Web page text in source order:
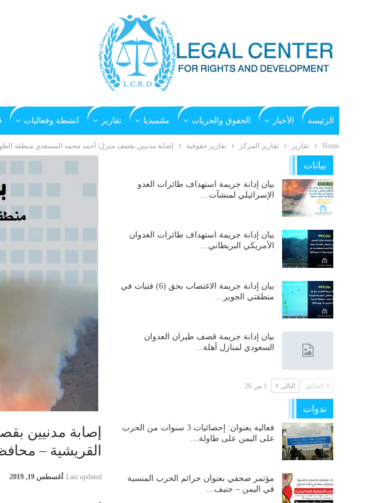
الرئيسة الأخبار الحقوق والحريات ملتميديا تقارير انشطة وفعاليات
Home تقارير تقارير المركز تقارير حقوقية إصابة مدنيين بقصف منزل/ أحمد محمد المسعدي منطقة الظهرة –
إصابة مدنيين
القريشية – محافظة
Last updated أغسطس 19, 2019
بيانات
بيان إدانة جريمة استهداف طائرات العدو
الإسرائيلي لمنشآت…
بيان إدانة جريمة استهداف طائرات العدوان
الأمريكي البريطاني…
بيان إدانة جريمة الاغتصاب بحق (6) فتيات في
منطقتي الجوير…
بيان إدانة جريمة قصف طيران العدوان
السعودي لمنازل آهلة…
السابق التالي 1 من 26
ندوات
فعالية بعنوان: إحصائيات 3 سنوات من الحرب
على اليمن على طاولة…
مؤتمر صحفي بعنوان جرائم الحرب المنسية
في اليمن – جنيف…